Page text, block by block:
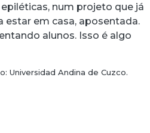
num projeto que já
estar em casa, aposentada.
alunos. Isso é algo
Universidad Andina de Cuzco.